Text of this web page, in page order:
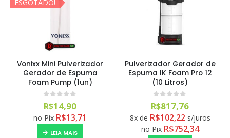
ESGOTADO!
Vonixx Mini Pulverizador
Gerador de Espuma
Foam Pump (1un)
0 out of 5
R$14,90
no Pix R$13,71
LEIA MAIS
Pulverizador Gerador de
Espuma IK Foam Pro 12
(10 Litros)
0out of 5
R$817,76
8x de R$102,22 s/juros
no Pix R$752,34